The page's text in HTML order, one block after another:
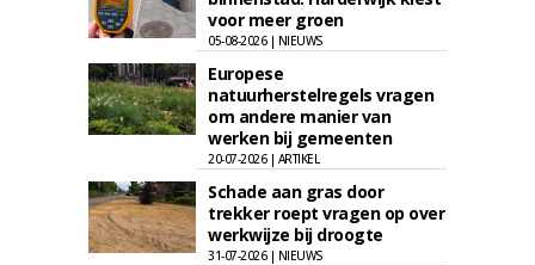
voor meer groen
05-08-2026 | NIEUWS
Europese
natuurherstelregels vragen
om andere manier van
werken bij gemeenten
20-07-2026 | ARTIKEL
Schade aan gras door
trekker roept vragen op over
werkwijze bij droogte
31-07-2026 | NIEUWS